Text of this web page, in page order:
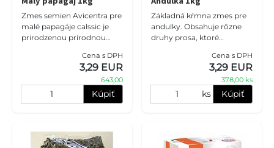
Zmes semien Avicentra pre
malé papagáje calssic je
prirodzenou prírodnou
agapornisy, Rosely,
neofémy a ostatné malé
Cena s DPH
3,29 EUR
643,00
Kúpiť
Základná kŕmna zmes pre
andulky. Obsahuje rôzne
druhy prosa, ktoré
stravu anduliek v prírode a
tým podporujú správnu
Cena s DPH
3,29 EUR
378,00 ks
ks Kúpiť